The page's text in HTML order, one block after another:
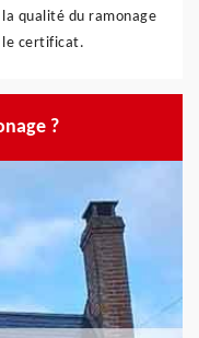
qualité du ramonage
le certificat.
?